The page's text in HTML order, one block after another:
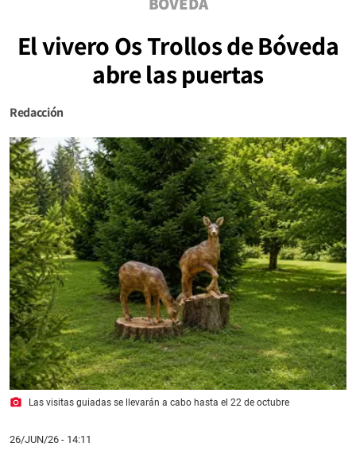
El vivero Os Trollos de Bóveda
abre las puertas
Redacción
photo_camera Las visitas guiadas se llevarán a cabo hasta el 22 de octubre
26/JUN/26 - 14:11